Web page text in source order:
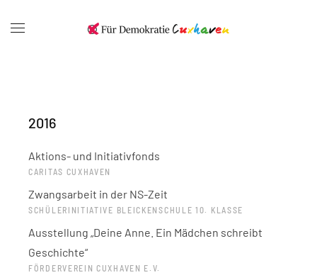
2016
Aktions- und Initiativfonds
CARITAS CUXHAVEN
Zwangsarbeit in der NS-Zeit
SCHÜLERINITIATIVE BLEICKENSCHULE 10. KLASSE
Ausstellung „Deine Anne. Ein Mädchen schreibt
Geschichte“
FÖRDERVEREIN CUXHAVEN E.V.